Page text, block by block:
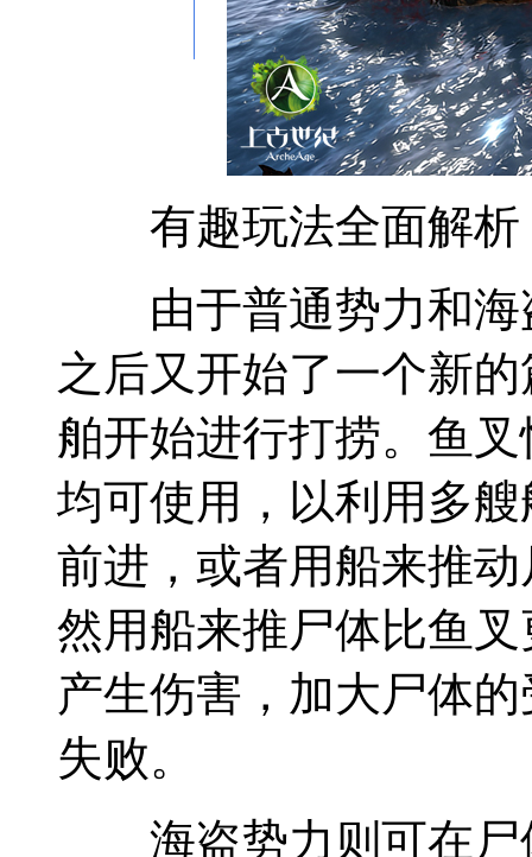
有趣玩法全面解析
由于普通势力和海
之后又开始了一个新
舶开始进行打捞。鱼
均可使用，以利用多
前进，或者用船来推
然用船来推尸体比鱼
产生伤害，加大尸体
失败。
海盗势力则可在尸